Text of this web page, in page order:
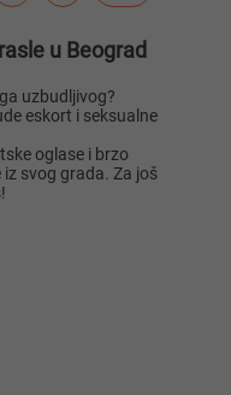
u Beograd
uzbudljivog?
eskort i seksualne
oglase i brzo
svog grada. Za još